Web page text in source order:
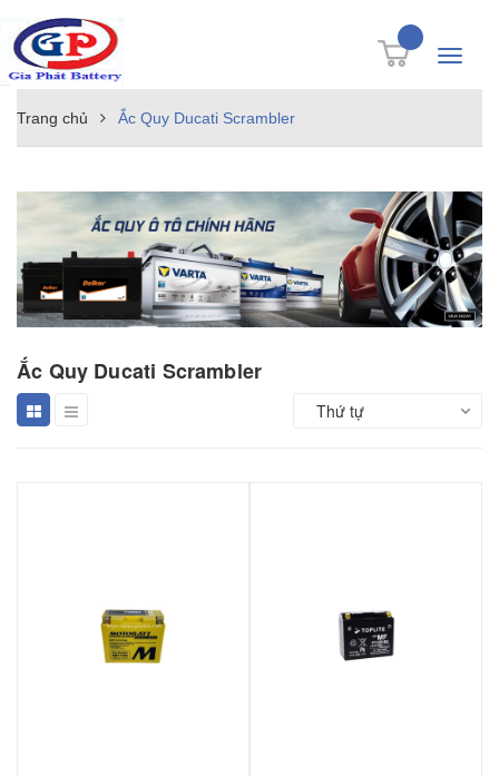
Toggle
Trang chủ Ắc Quy Ducati Scrambler
Ắc Quy Ducati Scrambler
Thứ tự